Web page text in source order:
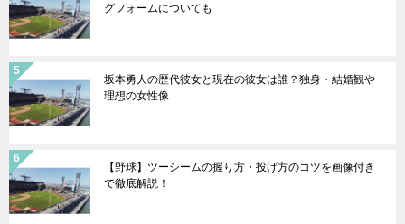
グフォームについても
坂本勇人の歴代彼女と現在の彼女は誰？独身・結婚観や
理想の女性像
【野球】ツーシームの握り方・投げ方のコツを画像付き
で徹底解説！